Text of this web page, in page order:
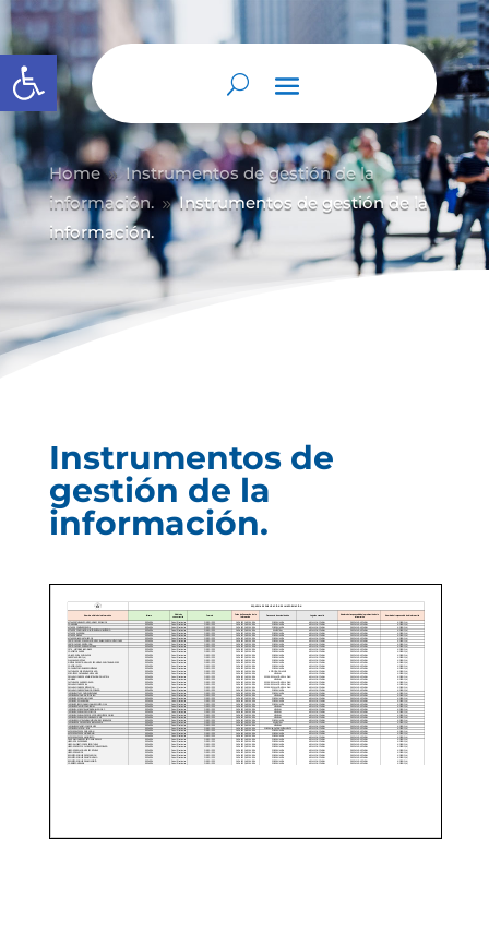
Abrir barra de herramientas
Home 9 Instrumentos de gestión de la
información. 9 Instrumentos de gestión de la
información.
Instrumentos de
gestión de la
información.